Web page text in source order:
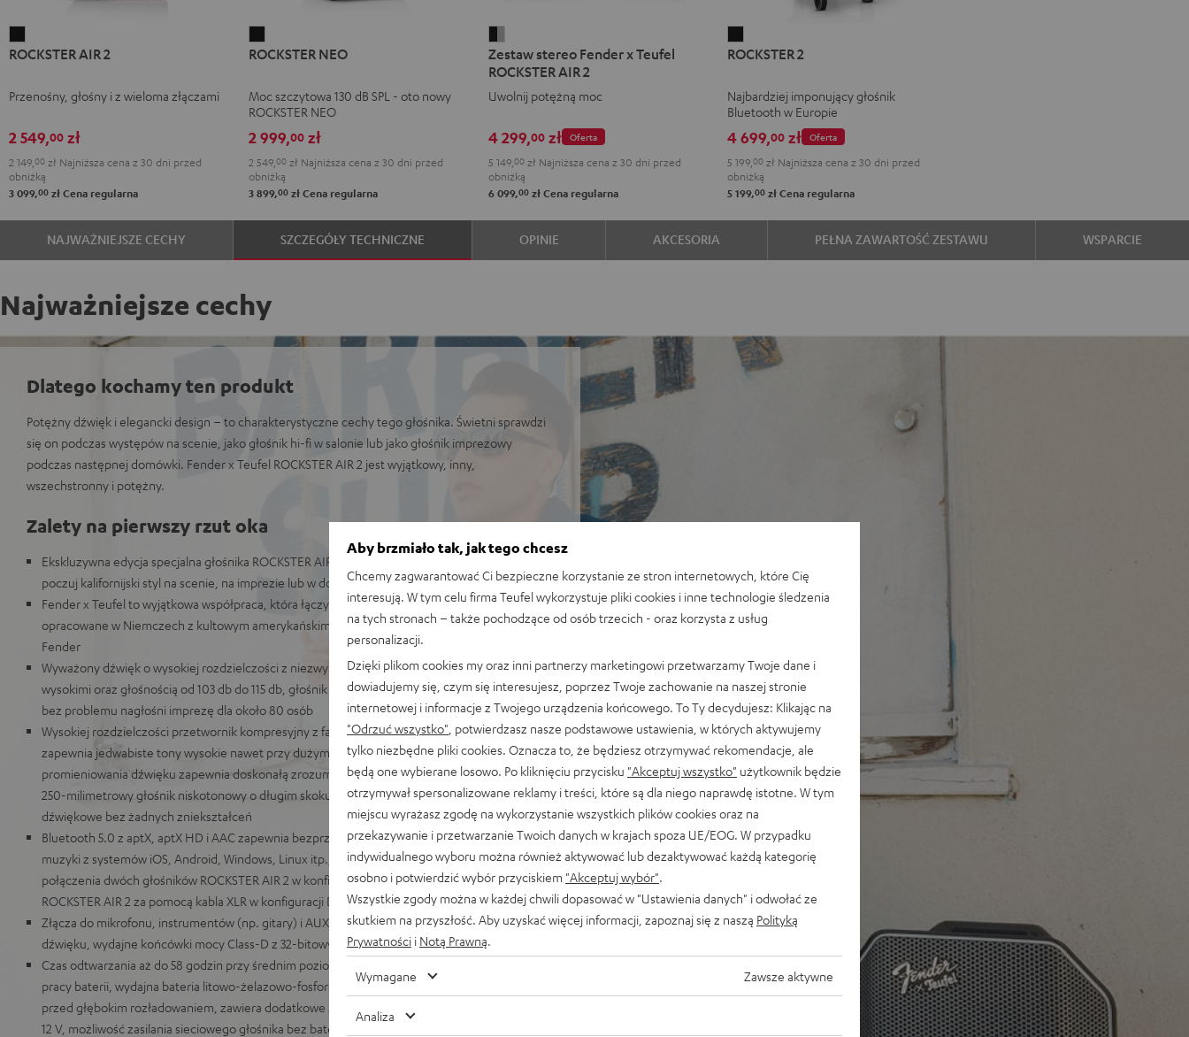
AIR
Black
ROCKSTER AIR 2
Przenośny, głośny i z wieloma złączami
2 549,00 zł
2 149, 00 zł Najniższa cena z 30 dni przed
obniżką
3 099,00 zł Cena regularna
NEO
ROCKSTER NEO
Moc szczytowa 130 dB SPL - oto nowy
ROCKSTER NEO
2 999,00zł
2 549, 00zł Najniższa cena z 30 dni przed
obniżką
3 899,00złCena regularna
stereo
Fender
x
ROCKSTER
AIR
2
Steel
Zestaw stereo Fender x Teufel
ROCKSTER AIR 2
Uwolnij potężną moc
Oferta
4 299,00zł
5 149, 00zł Najniższa cena z 30 dni przed
obniżką
6 099,00złCena regularna
2
ROCKSTER 2
Najbardziej imponujący głośnik
Bluetooth w Europie
Oferta
4 699,00 zł
5 199,00 zł Najniższa cena z 30 dni przed
obniżką
5 199,00 zł Cena regularna
NAJWAŻNIEJSZE CECHY SZCZEGÓŁY TECHNICZNE OPINIE AKCESORIA PEŁNA ZAWARTOŚĆ ZESTAWU WSPARCIE
Najważniejsze cechy
Dlatego kochamy ten produkt
Potężny dźwięk i elegancki design – to charakterystyczne cechy tego głośnika. Świetni sprawdzi
się on podczas występów na scenie, jako głośnik hi-fi w salonie lub jako głośnik imprezowy
podczas następnej domówki. Fender x Teufel ROCKSTER AIR 2 jest wyjątkowy, inny,
wszechstronny i potężny.
Zalety na pierwszy rzut oka
Ekskluzywna edycja specjalna głośnika ROCKSTER AIR 2 w klasycznym designie Fender –
poczuj kalifornijski styl na scenie, na imprezie lub w domu
Fender x Teufel to wyjątkowa współpraca, która łączy legendarne brzmienie Teufel
opracowane w Niemczech z kultowym amerykańskim designem gitar i wzmacniaczy marki
Fender
Wyważony dźwięk o wysokiej rozdzielczości z niezwykle głębokim basem i czystymi tonami
wysokimi oraz głośnością od 103 db do 115 db, głośnik ROCKSTER AIR 2 w konfiguracji stereo
bez problemu nagłośni imprezę dla około 80 osób
Wysokiej rozdzielczości przetwornik kompresyjny z falowodem o stałej kierunkowości
zapewnia jedwabiste tony wysokie nawet przy dużym poziomie głośności, szeroki kąt
promieniowania dźwięku zapewnia doskonałą zrozumiałość mowy w całym pomieszczeniu,
250-milimetrowy głośnik niskotonowy o długim skoku membrany gwarantuje poziomy
dźwiękowe bez żadnych zniekształceń
Bluetooth 5.0 z aptX, aptX HD i AAC zapewnia bezprzewodowe i bezstratne przesyłanie
muzyki z systemów iOS, Android, Windows, Linux itp., możliwość bezprzewodowego
połączenia dwóch głośników ROCKSTER AIR 2 w konfiguracji stereo lub aż do 10 głośników
ROCKSTER AIR 2 za pomocą kabla XLR w konfiguracji DJ
Złącza do mikrofonu, instrumentów (np. gitary) i AUX, możliwość miksowania i dopasowania
dźwięku, wydajne końcówki mocy Class-D z 32-bitowym procesorem DSP
Czas odtwarzania aż do 58 godzin przy średnim poziomie głośności, tryb Eco wydłuża czas
pracy baterii, wydajna bateria litowo-żelazowo-fosforanowa LiFePO4 gwarantuje ochronę
przed głębokim rozładowaniem, zawiera dodatkowe złącze do akumulatora samochodowego
12 V, możliwość zasilania sieciowego głośnika bez baterii, niezwykle solidna i lekka konstrukcja
Aby brzmiało tak, jak tego chcesz
Chcemy zagwarantować Ci bezpieczne korzystanie ze stron internetowych, które Cię
interesują. W tym celu firma Teufel wykorzystuje pliki cookies i inne technologie śledzenia
na tych stronach – także pochodzące od osób trzecich - oraz korzysta z usług
personalizacji.
Dzięki plikom cookies my oraz inni partnerzy marketingowi przetwarzamy Twoje dane i
dowiadujemy się, czym się interesujesz, poprzez Twoje zachowanie na naszej stronie
internetowej i informacje z Twojego urządzenia końcowego. To Ty decydujesz: Klikając na
"Odrzuć wszystko" , potwierdzasz nasze podstawowe ustawienia, w których aktywujemy
tylko niezbędne pliki cookies. Oznacza to, że będziesz otrzymywać rekomendacje, ale
będą one wybierane losowo. Po kliknięciu przycisku "Akceptuj wszystko" użytkownik będzie
otrzymywał spersonalizowane reklamy i treści, które są dla niego naprawdę istotne. W tym
miejscu wyrażasz zgodę na wykorzystanie wszystkich plików cookies oraz na
przekazywanie i przetwarzanie Twoich danych w krajach spoza UE/EOG. W przypadku
indywidualnego wyboru można również aktywować lub dezaktywować każdą kategorię
osobno i potwierdzić wybór przyciskiem "Akceptuj wybór"
Wszystkie zgody można w każdej chwili dopasować w "Ustawienia danych" i odwołać ze
skutkiem na przyszłość. Aby uzyskać więcej informacji, zapoznaj się z naszą Polityką
Prywatności i Notą Prawną
Wymagane Zawsze aktywne
Analiza